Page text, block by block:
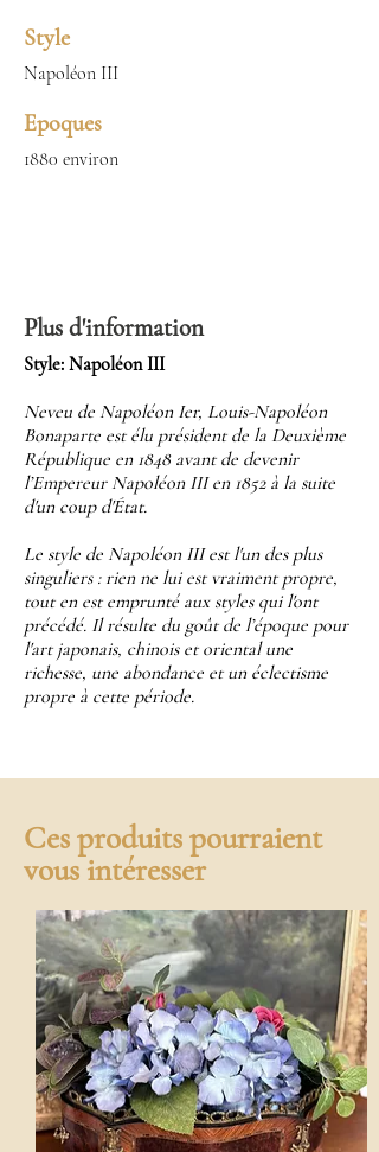
Style
Napoléon III
Epoques
1880 environ
Plus d'information
Style: Napoléon III
Neveu de Napoléon Ier, Louis-Napoléon
Bonaparte est élu président de la Deuxième
République en 1848 avant de devenir
l’Empereur Napoléon III en 1852 à la suite
d'un coup d'État.
Le style de Napoléon III est l'un des plus
singuliers : rien ne lui est vraiment propre,
tout en est emprunté aux styles qui l'ont
précédé. Il résulte du goût de l’époque pour
l'art japonais, chinois et oriental une
richesse, une abondance et un éclectisme
propre à cette période.
Ces produits pourraient
vous intéresser